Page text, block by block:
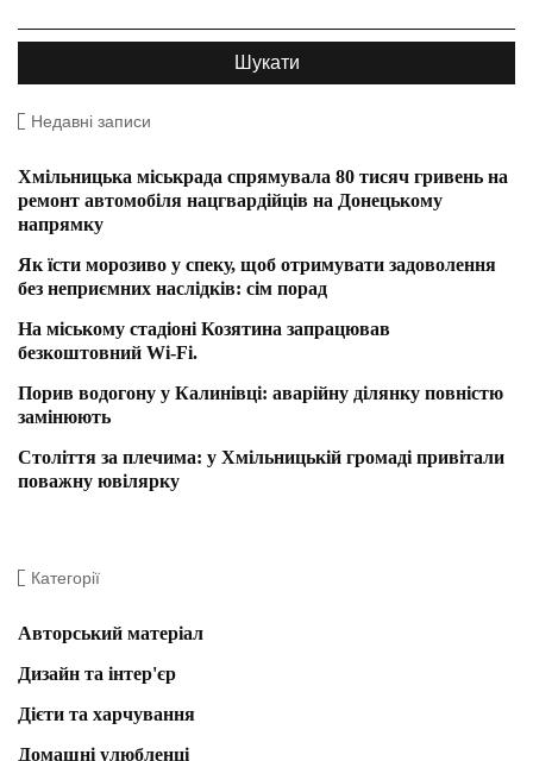
Недавні записи
Хмільницька міськрада спрямувала 80 тисяч гривень на
ремонт автомобіля нацгвардійців на Донецькому
напрямку
Як їсти морозиво у спеку, щоб отримувати задоволення
без неприємних наслідків: сім порад
На міському стадіоні Козятина запрацював
безкоштовний Wi-Fi.
Порив водогону у Калинівці: аварійну ділянку повністю
замінюють
Століття за плечима: у Хмільницькій громаді привітали
поважну ювілярку
Категорії
Авторський матеріал
Дизайн та інтер'єр
Дієти та харчування
Домашні улюбленці